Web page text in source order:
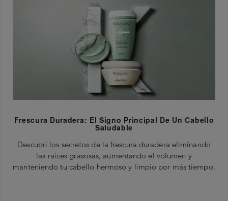
Frescura Duradera: El Signo Principal De Un Cabello
Saludable
Descubrí los secretos de la frescura duradera eliminando
las raíces grasosas, aumentando el volumen y
manteniendo tu cabello hermoso y limpio por más tiempo.